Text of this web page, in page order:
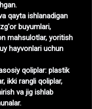
qayta ishlanadigan
buyumlari,
mahsulotlar, yoritish
hayvonlari uchun
qoliplar: plastik
ikki rangli qoliplar,
va jig ishlab